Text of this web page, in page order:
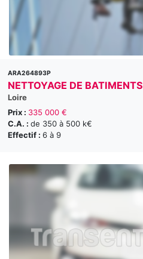
ARA264893P
NETTOYAGE DE BATIMENTS
Loire
Prix : 335 000 €
C.A. : de 350 à 500 k€
Effectif : 6 à 9